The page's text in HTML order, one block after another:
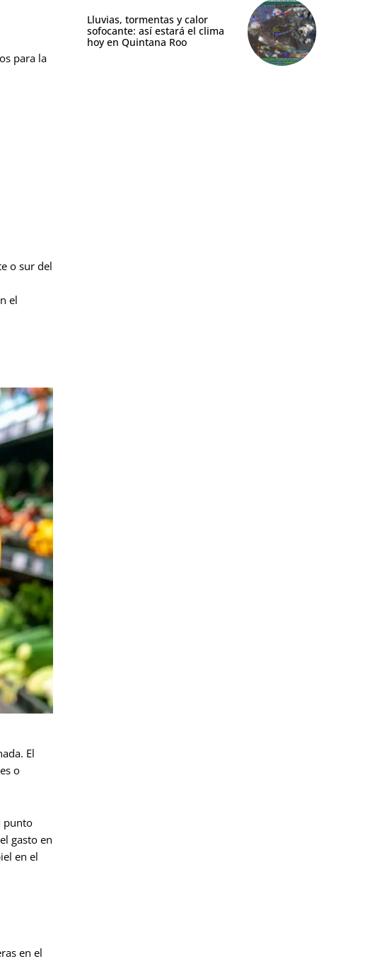
para la
o sur del
el
El
o
punto
gasto en
en el
en el
Lluvias, tormentas y calor
sofocante: así estará el clima
hoy en Quintana Roo